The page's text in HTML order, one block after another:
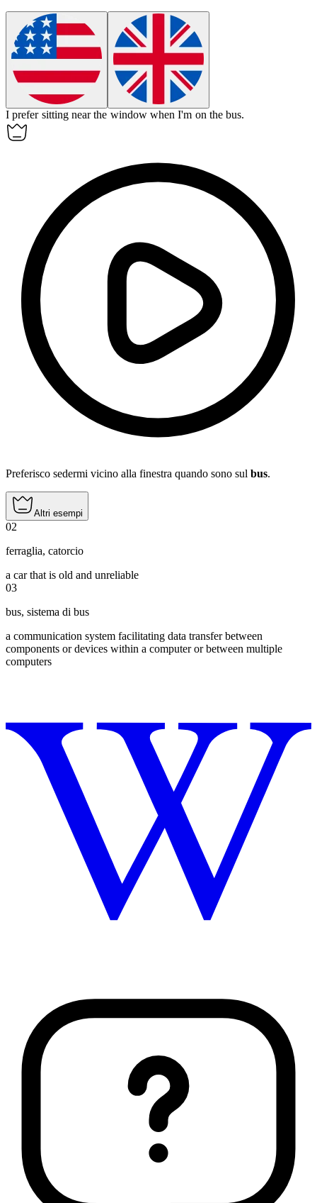
I prefer sitting near the window when I'm on thebus.
Preferisco sedermi vicino alla finestra quando sono sul bus.
Altri esempi
02
ferraglia, catorcio
a car that is old and unreliable
03
bus, sistema di bus
a communication system facilitating data transfer between
components or devices within a computer or between multiple
computers